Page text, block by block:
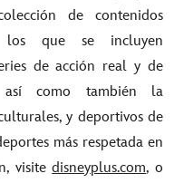
de contenidos
los que se incluyen
de acción real y de
así como también la
y deportivos de
más respetada en
visitedisneyplus.com, o